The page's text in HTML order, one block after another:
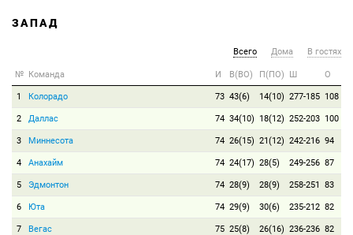
ЗАПАД
Всего Дома В гостях
№ Команда И В(ВО) П(ПО) Ш О
1 Колорадо 73 43(6) 14(10) 277-185 108
2 Даллас 74 34(10) 18(12) 252-203 100
3 Миннесота 74 26(15) 21(12) 242-216 94
4 Анахайм 74 24(17) 28(5) 249-256 87
5 Эдмонтон 74 28(9) 28(9) 258-251 83
6 Юта 74 29(9) 30(6) 235-212 82
7 Вегас 75 25(8) 26(16) 236-236 82